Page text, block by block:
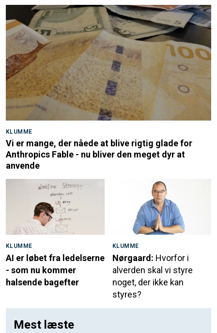
KLUMME
Vi er mange, der nåede at blive rigtig glade for
Anthropics Fable - nu bliver den meget dyr at
anvende
KLUMME
AI er løbet fra ledelserne
- som nu kommer
halsende bagefter
KLUMME
Nørgaard: Hvorfor i
alverden skal vi styre
noget, der ikke kan
styres?
Mest læste